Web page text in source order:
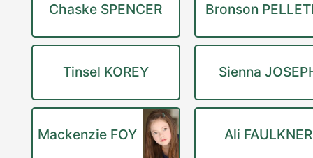
Chaske SPENCER Bronson
Tinsel KOREY Sienna
Mackenzie FOY Ali FAULKNER